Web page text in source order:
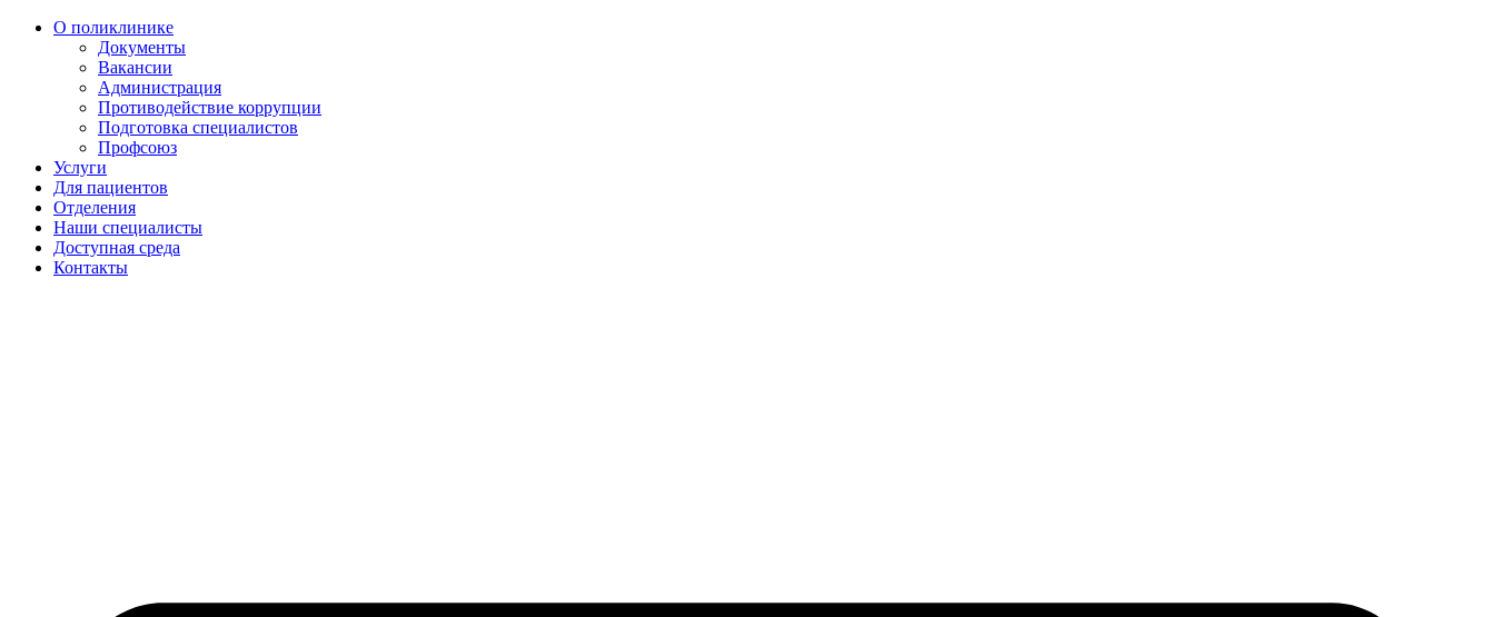
О поликлинике
Документы
Вакансии
Администрация
Противодействие коррупции
Подготовка специалистов
Профсоюз
Услуги
Для пациентов
Отделения
Наши специалисты
Доступная среда
Контакты